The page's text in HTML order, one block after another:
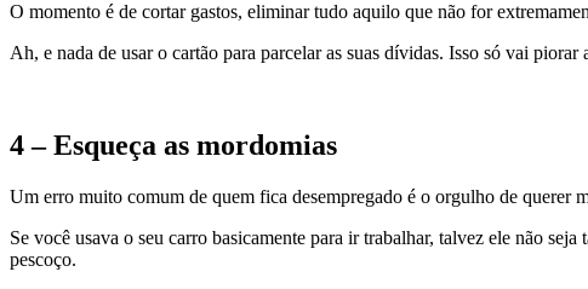
O momento é de cortar gastos, eliminar tudo aquilo que não for
Ah, e nada de usar o cartão para parcelar as suas dívidas. Isso só vai
4 – Esqueça as mordomias
Um erro muito comum de quem fica desempregado é o orgulho de querer
Se você usava o seu carro basicamente para ir trabalhar, talvez ele não
pescoço.